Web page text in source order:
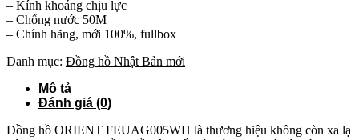
– Kính khoáng chịu lực
– Chống nước 50M
– Chính hãng, mới 100%, fullbox
Danh mục: Đồng hồ Nhật Bản mới
Mô tả
Đánh giá (0)
Đồng hồ ORIENT FEUAG005WH là thương hiệu không còn xa lạ